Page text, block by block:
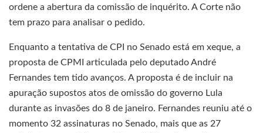
ordene a abertura da comissão de inquérito. A Corte não
tem prazo para analisar o pedido.
Enquanto a tentativa de CPI no Senado está em xeque, a
proposta de CPMI articulada pelo deputado André
Fernandes tem tido avanços. A proposta é de incluir na
apuração supostos atos de omissão do governo Lula
durante as invasões do 8 de janeiro. Fernandes reuniu até o
momento 32 assinaturas no Senado, mais que as 27